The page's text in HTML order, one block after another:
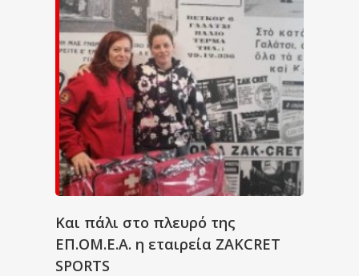
Και πάλι στο πλευρό της
ΕΠ.ΟΜ.Ε.Α. η εταιρεία ZAKCRET
SPORTS